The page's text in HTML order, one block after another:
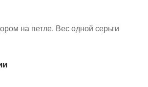
на петле. Вес одной серьги